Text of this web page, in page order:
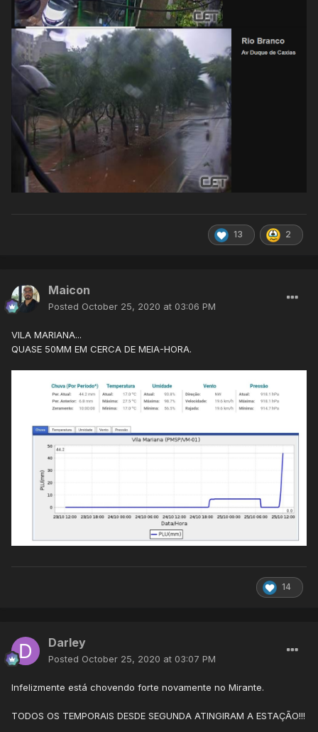
13 2
Maicon
Posted October 25, 2020 at 03:06 PM
VILA MARIANA...
QUASE 50MM EM CERCA DE MEIA-HORA.
14
Darley
Posted October 25, 2020 at 03:07 PM
Infelizmente está chovendo forte novamente no Mirante.
TODOS OS TEMPORAIS DESDE SEGUNDA ATINGIRAM A ESTAÇÃO!!!